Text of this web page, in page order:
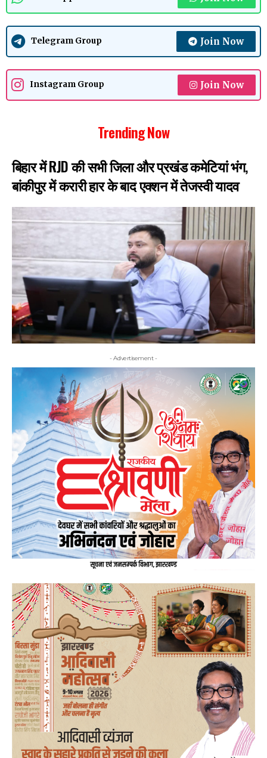
Telegram Group Join Now
Instagram Group Join Now
Trending Now
बिहार में RJD की सभी जिला और प्रखंड कमेटियां भंग,
बांकीपुर में करारी हार के बाद एक्शन में तेजस्वी यादव
- Advertisement -